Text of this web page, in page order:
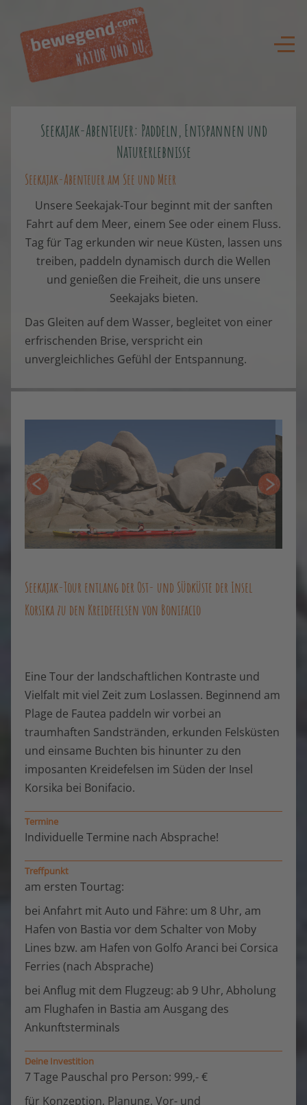
Seekajak-Abenteuer: Paddeln, Entspannen und
Naturerlebnisse
Seekajak-Abenteuer am See und Meer
Unsere Seekajak-Tour beginnt mit der sanften
Fahrt auf dem Meer, einem See oder einem Fluss.
Tag für Tag erkunden wir neue Küsten, lassen uns
treiben, paddeln dynamisch durch die Wellen
und genießen die Freiheit, die uns unsere
Seekajaks bieten.
Das Gleiten auf dem Wasser, begleitet von einer
erfrischenden Brise, verspricht ein
unvergleichliches Gefühl der Entspannung.
Zurück Weiter
Seekajak-Tour entlang der Ost- und Südküste der Insel
Korsika zu den Kreidefelsen von Bonifacio
Eine Tour der landschaftlichen Kontraste und
Vielfalt mit viel Zeit zum Loslassen. Beginnend am
Plage de Fautea paddeln wir vorbei an
traumhaften Sandstränden, erkunden Felsküsten
und einsame Buchten bis hinunter zu den
imposanten Kreidefelsen im Süden der Insel
Korsika bei Bonifacio.
Termine
Individuelle Termine nach Absprache!
Treffpunkt
am ersten Tourtag:
bei Anfahrt mit Auto und Fähre: um 8 Uhr, am
Hafen von Bastia vor dem Schalter von Moby
Lines bzw. am Hafen von Golfo Aranci bei Corsica
Ferries (nach Absprache)
bei Anflug mit dem Flugzeug: ab 9 Uhr, Abholung
am Flughafen in Bastia am Ausgang des
Ankunftsterminals
Deine Investition
7 Tage Pauschal pro Person: 999,- €
für Konzeption, Planung, Vor- und